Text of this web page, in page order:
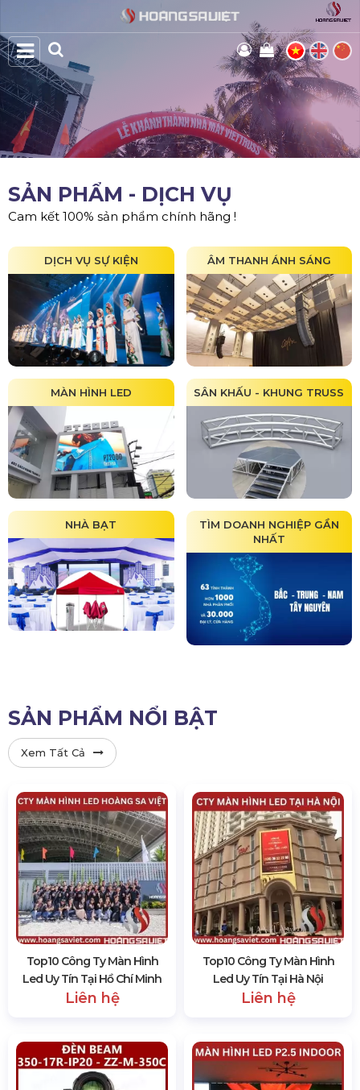
SẢN PHẨM - DỊCH VỤ
Cam kết 100% sản phẩm chính hãng !
DỊCH VỤ SỰ KIỆN ÂM THANH ÁNH SÁNG
MÀN HÌNH LED SÂN KHẤU - KHUNG TRUSS
NHÀ BẠT
TÌM DOANH NGHIỆP GẦN
NHẤT
SẢN PHẨM NỔI BẬT
Xem Tất Cả
Top10 Công Ty Màn Hình
Led Uy Tín Tại Hồ Chí Minh
Liên hệ
Top10 Công Ty Màn Hình
Led Uy Tín Tại Hà Nội
Liên hệ